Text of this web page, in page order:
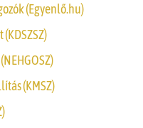
(Egyenlő.hu)
(KMSZ)